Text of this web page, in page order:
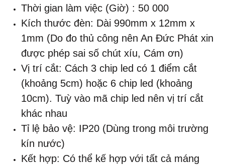
Thời gian làm việc (Giờ) : 50 000
Kích thước đèn: Dài 990mm x 12mm x
1mm (Do đo thủ công nên An Đức Phát xin
được phép sai số chút xíu, Cám ơn)
Vị trí cắt: Cách 3 chip led có 1 điểm cắt
(khoảng 5cm) hoặc 6 chip led (khoảng
10cm). Tuỳ vào mã chip led nên vị trí cắt
khác nhau
Tỉ lệ bảo vệ: IP20 (Dùng trong môi trường
kín nước)
Kết hợp: Có thể kế hợp với tất cả máng